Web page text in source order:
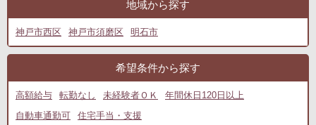
地域から探す
神戸市西区 神戸市須磨区 明石市
希望条件から探す
高額給与 転勤なし 未経験者ＯＫ
年間休日120日以上
自動車通勤可
住宅手当・支援